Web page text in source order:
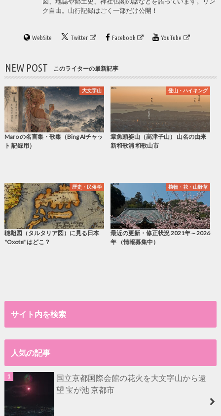
ク自由。山行記録はごく一部だけ公開！
WebSite Twitter Facebook YouTube
NEW POST このライターの最新記事
大文字山
Maro の名言集・歌集（Bing AIチャッ
ト 記録用）
登山・ハイキング
章魚頭姿山（高津子山） 山名の由来
新和歌浦 和歌山市
歴史・民俗学
韃靼図（タルタリア図）に見る日本
"Oxote" はどこ？
植物・花・山野草
最近の更新・修正状況 2021年～2026
年 （情報募集中）
サイト内を検索
人気の記事
国立京都国際会館の花火を大文字山から遠
望 宝が池 京都市